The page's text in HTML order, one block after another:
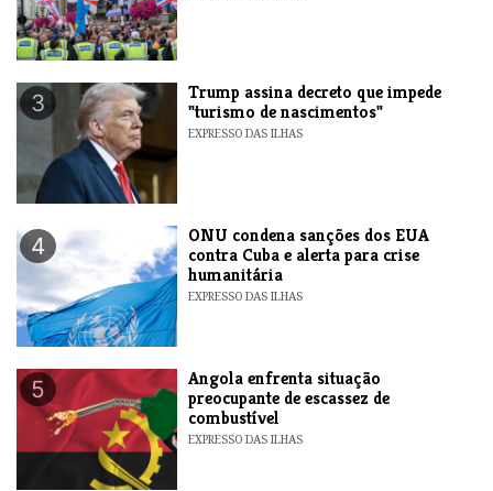
3
Trump assina decreto que impede
"turismo de nascimentos"
EXPRESSO DAS ILHAS
4
ONU condena sanções dos EUA
contra Cuba e alerta para crise
humanitária
EXPRESSO DAS ILHAS
5
Angola enfrenta situação
preocupante de escassez de
combustível
EXPRESSO DAS ILHAS